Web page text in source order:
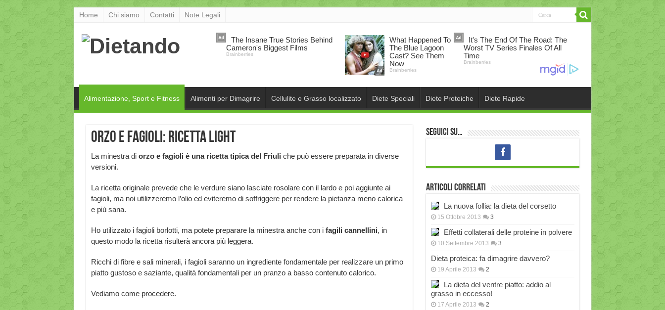
Home Chi siamo Contatti Note Legali
Alimentazione, Sport e Fitness Alimenti per Dimagrire Cellulite e Grasso localizzato Diete Speciali Diete Proteiche Diete Rapide
Orzo e fagioli: ricetta light
La minestra di orzo e fagioli è una ricetta tipica del Friuli che può essere preparata in diverse
versioni.
La ricetta originale prevede che le verdure siano lasciate rosolare con il lardo e poi aggiunte ai
fagioli, ma noi utilizzeremo l’olio ed eviteremo di soffriggere per rendere la pietanza meno calorica
e più sana.
Ho utilizzato i fagioli borlotti, ma potete preparare la minestra anche con i fagili cannellini, in
questo modo la ricetta risulterà ancora più leggera.
Ricchi di fibre e sali minerali, i fagioli saranno un ingrediente fondamentale per realizzare un primo
piatto gustoso e saziante, qualità fondamentali per un pranzo a basso contenuto calorico.
Vediamo come procedere.
Seguici su…
Articoli correlati
La nuova follia: la dieta del corsetto
15 Ottobre 2013 3
Effetti collaterali delle proteine in polvere
10 Settembre 2013 3
Dieta proteica: fa dimagrire davvero?
19 Aprile 2013 2
La dieta del ventre piatto: addio al
grasso in eccesso!
17 Aprile 2013 2